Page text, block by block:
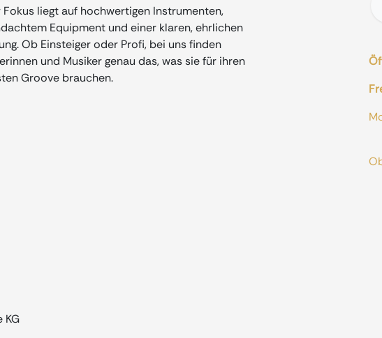
Fokus liegt auf hochwertigen Instrumenten,
Equipment und einer klaren, ehrlichen
Ob Einsteiger oder Profi, bei uns finden
und Musiker genau das, was sie für ihren
Groove brauchen.